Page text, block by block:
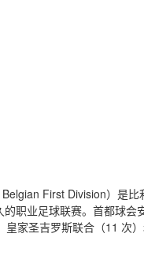
First Division）是
职业足球联赛。首都球
家圣吉罗斯联合（11 次